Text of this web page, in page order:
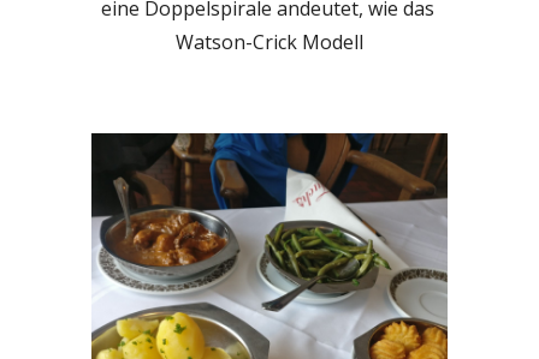
eine Doppelspirale andeutet, wie das
Watson-Crick Modell